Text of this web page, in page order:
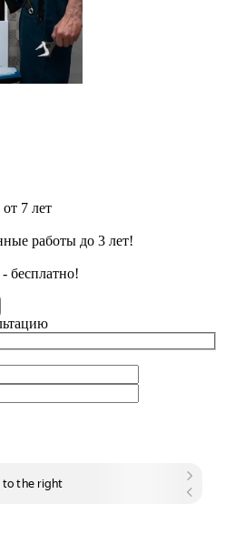
7 лет
работы до 3 лет!
бесплатно!